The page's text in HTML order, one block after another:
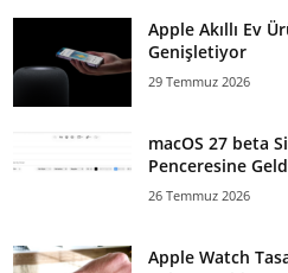
Apple Akıllı Ev
Genişletiyor
29 Temmuz 2026
macOS 27 beta
Penceresine
26 Temmuz 2026
Apple Watch